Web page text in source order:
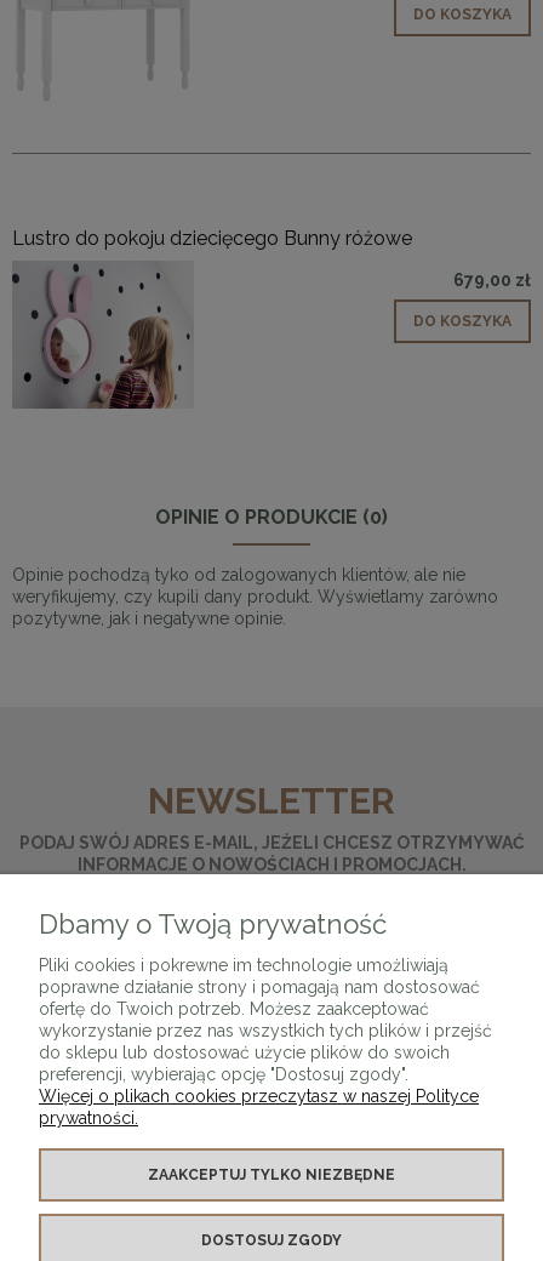
DO KOSZYKA
Lustro do pokoju dziecięcego Bunny różowe
679,00 zł
DO KOSZYKA
OPINIE O PRODUKCIE (0)
Opinie pochodzą tyko od zalogowanych klientów, ale nie
weryfikujemy, czy kupili dany produkt. Wyświetlamy zarówno
pozytywne, jak i negatywne opinie.
NEWSLETTER
PODAJ SWÓJ ADRES E-MAIL, JEŻELI CHCESZ OTRZYMYWAĆ
INFORMACJE O NOWOŚCIACH I PROMOCJACH.
KONTAKT Z NAMI
Dbamy o Twoją prywatność
Pliki cookies i pokrewne im technologie umożliwiają
poprawne działanie strony i pomagają nam dostosować
ofertę do Twoich potrzeb. Możesz zaakceptować
wykorzystanie przez nas wszystkich tych plików i przejść
do sklepu lub dostosować użycie plików do swoich
preferencji, wybierając opcję "Dostosuj zgody".
Więcej o plikach cookies przeczytasz w naszej Polityce
prywatności.
ZAAKCEPTUJ TYLKO NIEZBĘDNE
DOSTOSUJ ZGODY